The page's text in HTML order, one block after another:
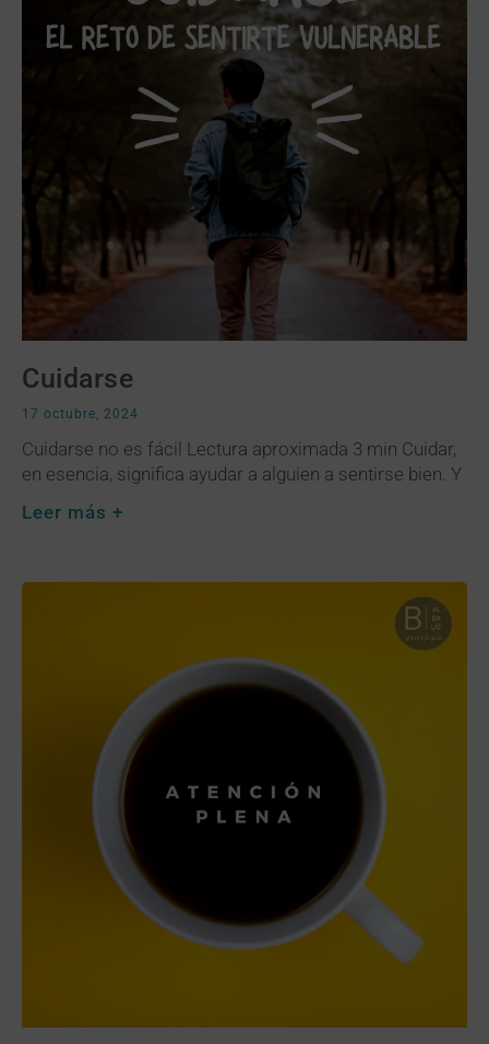
Cuidarse
17 octubre, 2024
Cuidarse no es fácil Lectura aproximada 3 min Cuidar,
en esencia, significa ayudar a alguien a sentirse bien. Y
Leer más +